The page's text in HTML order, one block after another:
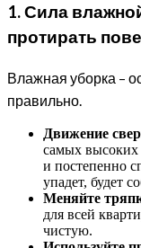
1. Сила
протирать
Влажная уборка –
правильно.
Движение
самых высоких
и постепенно
упадет, будет
Меняйте
для всей
чистую.